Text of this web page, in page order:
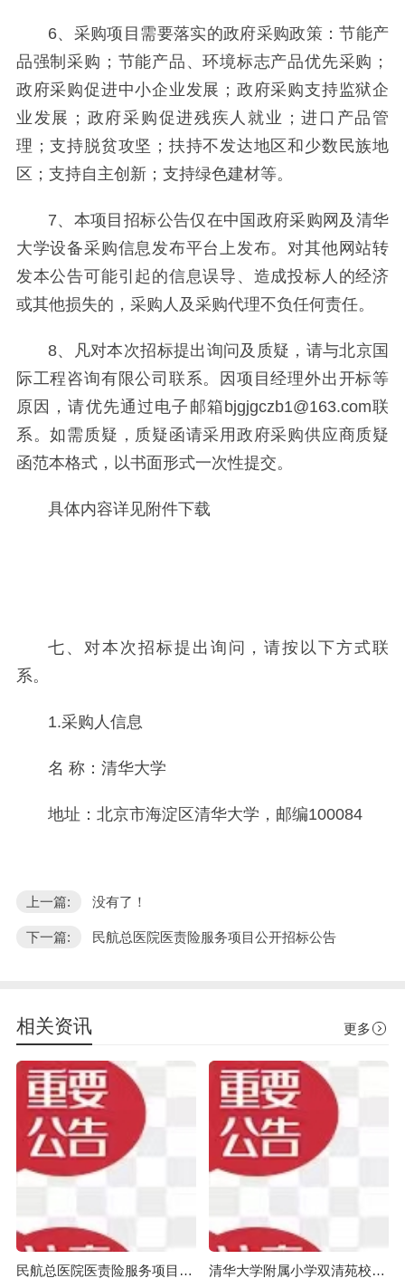
6、采购项目需要落实的政府采购政策：节能产
品强制采购；节能产品、环境标志产品优先采购；
政府采购促进中小企业发展；政府采购支持监狱企
业发展；政府采购促进残疾人就业；进口产品管
理；支持脱贫攻坚；扶持不发达地区和少数民族地
区；支持自主创新；支持绿色建材等。
7、本项目招标公告仅在中国政府采购网及清华
大学设备采购信息发布平台上发布。对其他网站转
发本公告可能引起的信息误导、造成投标人的经济
或其他损失的，采购人及采购代理不负任何责任。
8、凡对本次招标提出询问及质疑，请与北京国
际工程咨询有限公司联系。因项目经理外出开标等
原因，请优先通过电子邮箱bjgjgczb1@163.com联
系。如需质疑，质疑函请采用政府采购供应商质疑
函范本格式，以书面形式一次性提交。
具体内容详见附件下载
七、对本次招标提出询问，请按以下方式联
系。
1.采购人信息
名 称：清华大学
地址：北京市海淀区清华大学，邮编100084
上一篇: 没有了！
下一篇: 民航总医院医责险服务项目公开招标公告
相关资讯 更多
民航总医院医责险服务项目公开招标公告 清华大学附属小学双清苑校区教学家具专用教室家具采购项目公开招标公告